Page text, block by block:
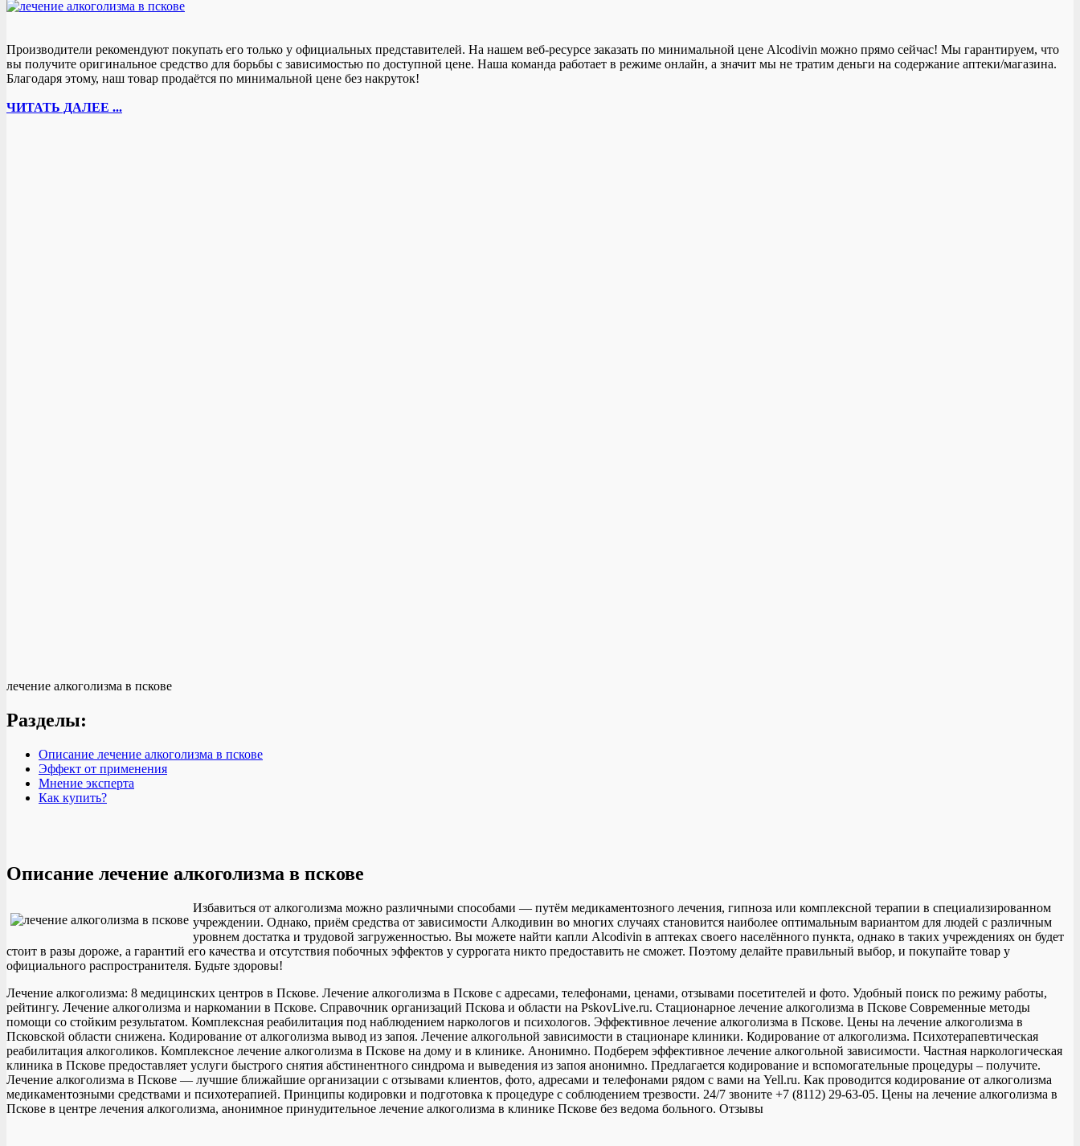
Производители рекомендуют покупать его только у официальных представителей. На нашем веб-ресурсе заказать по минимальной цене Alcodivin можно прямо сейчас! Мы гарантируем, что
вы получите оригинальное средство для борьбы с зависимостью по доступной цене. Наша команда работает в режиме онлайн, а значит мы не тратим деньги на содержание аптеки/магазина.
Благодаря этому, наш товар продаётся по минимальной цене без накруток!
ЧИТАТЬ ДАЛЕЕ ...
лечение алкоголизма в пскове
Разделы:
Описание лечение алкоголизма в пскове
Эффект от применения
Мнение эксперта
Как купить?
Описание лечение алкоголизма в пскове
Избавиться от алкоголизма можно различными способами — путём медикаментозного лечения, гипноза или комплексной терапии в специализированном
учреждении. Однако, приём средства от зависимости Алкодивин во многих случаях становится наиболее оптимальным вариантом для людей с различным
уровнем достатка и трудовой загруженностью. Вы можете найти капли Alcodivin в аптеках своего населённого пункта, однако в таких учреждениях он будет
стоит в разы дороже, а гарантий его качества и отсутствия побочных эффектов у суррогата никто предоставить не сможет. Поэтому делайте правильный выбор, и покупайте товар у
официального распространителя. Будьте здоровы!
Лечение алкоголизма: 8 медицинских центров в Пскове. Лечение алкоголизма в Пскове с адресами, телефонами, ценами, отзывами посетителей и фото. Удобный поиск по режиму работы,
рейтингу. Лечение алкоголизма и наркомании в Пскове. Справочник организаций Пскова и области на PskovLive.ru. Стационарное лечение алкоголизма в Пскове Современные методы
помощи со стойким результатом. Комплексная реабилитация под наблюдением наркологов и психологов. Эффективное лечение алкоголизма в Пскове. Цены на лечение алкоголизма в
Псковской области снижена. Кодирование от алкоголизма вывод из запоя. Лечение алкогольной зависимости в стационаре клиники. Кодирование от алкоголизма. Психотерапевтическая
реабилитация алкоголиков. Комплексное лечение алкоголизма в Пскове на дому и в клинике. Анонимно. Подберем эффективное лечение алкогольной зависимости. Частная наркологическая
клиника в Пскове предоставляет услуги быстрого снятия абстинентного синдрома и выведения из запоя анонимно. Предлагается кодирование и вспомогательные процедуры – получите.
Лечение алкоголизма в Пскове — лучшие ближайшие организации с отзывами клиентов, фото, адресами и телефонами рядом с вами на Yell.ru. Как проводится кодирование от алкоголизма
медикаментозными средствами и психотерапией. Принципы кодировки и подготовка к процедуре с соблюдением трезвости. 24/7 звоните +7 (8112) 29-63-05. Цены на лечение алкоголизма в
Пскове в центре лечения алкоголизма, анонимное принудительное лечение алкоголизма в клинике Пскове без ведома больного. Отзывы